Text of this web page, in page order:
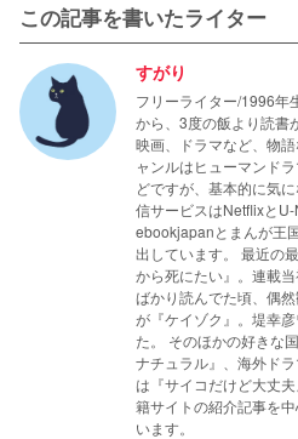
す。主人公・優子と彼女を取り
ると、「家族」とは何か、とい
させられます。
永野芽郁や石原さとみ、田中圭
彼らのファンにとっては見逃せ
この記事を書いたライター
すがり
フリーライター/1996年
から、3度の飯より読書
映画、ドラマなど、物
ャンルはヒューマンド
どですが、基本的に気
信サービスはNetflixと
ebookjapanとまんが王
出しています。 最近の
から死にたい』。連載
ばかり読んでた頃、偶
が『ケイゾク』。堤幸
た。 そのほかの好きな
ナチュラル』、海外ド
は『サイコだけど大丈
籍サイトの紹介記事を
います。